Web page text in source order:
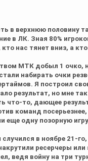
в верхнюю половину
в ЛК. Зная 80%
нас тянет вниз, а
МТК добыл 1 очко,
набирать очки
Я построил
результат, но мне
что-то, дающее
команд
еще одну позорную
в ноябре 21-
ресерчеры
ведя войну на три